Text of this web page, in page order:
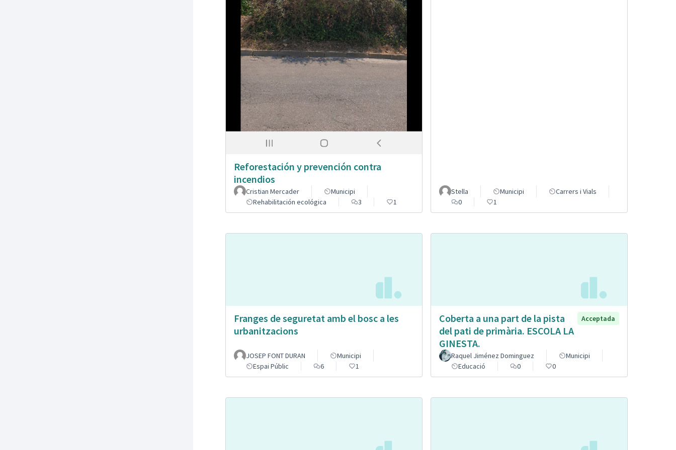
Reforestación y prevención contra
incendios
Cristian Mercader
Municipi
Rehabilitación ecológica
3 1
Stella Municipi
Carrers i Vials
0
1
Franges de seguretat amb el bosc a les
urbanitzacions
JOSEP FONT DURAN
Municipi
Espai Públic
6 1
Coberta a una part de la pista
del pati de primària. ESCOLA LA
GINESTA.
Acceptada
Raquel Jiménez Dominguez
Municipi
Educació
0 0